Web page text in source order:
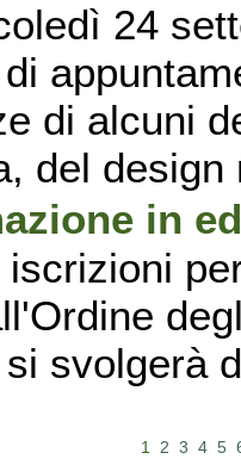
24
di alcuni
del
in
svolgerà
1 2 3 4 5